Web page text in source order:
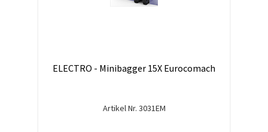
ELECTRO - Minibagger 15X Eurocomach
Artikel Nr. 3031EM